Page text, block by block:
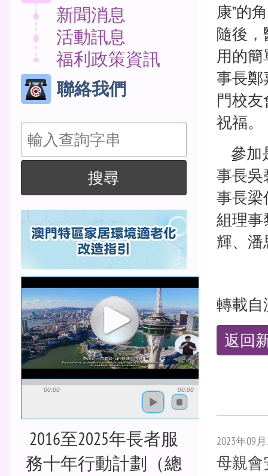
新聞消息
活動訊息
福利政策資訊
聯絡我們
搜
尋
搜尋
00:00 00:00
2016至2025年長者服
務十年行動計劃（總
康”的
隨後
用的
事長鄭
門校
祝福。
參加
事長吳
事長梁
組理事
輝、
轉載自
返回
2023年09
母親會